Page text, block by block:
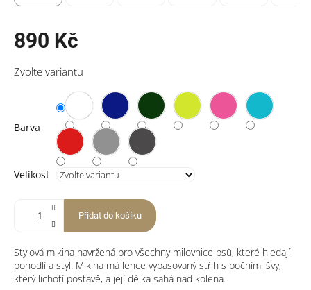
890 Kč
cena:
Zvolte variantu
Barva
Velikost
Přidat do košíku
Stylová mikina navržená pro všechny milovnice psů, které hledají
pohodlí a styl. Mikina má lehce vypasovaný střih s bočními švy,
který lichotí postavě, a její délka sahá nad kolena.